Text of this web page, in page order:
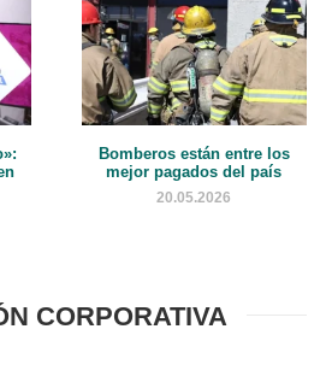
Bomberos están entre los
mejor pagados del país
20.05.2026
CORPORATIVA